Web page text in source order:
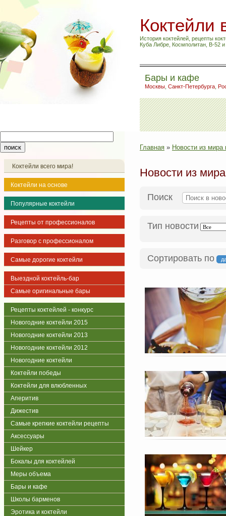
Коктейли
История коктейлей, рецепты
Куба Либре, Космполитан, B-52
Бары и кафе
Москвы Санкт-Петербурга
Коктейли всего мира!
Коктейли на основе
Популярные коктейли
Рецепты от профессионалов
Разговор с профессионалом
Самые дорогие коктейли
Выездной коктейль-бар
Самые оригинальные бары
Рецепты коктейлей - конкурс
Новогодние коктейли 2015
Новогодние коктейли 2013
Новогодние коктейли 2012
Новогодние коктейли
Коктейли победы
Коктейли для влюбленных
Аперитив
Дижестив
Самые крепкие коктейли рецепты
Аксессуары
Шейкер
Бокалы для коктейлей
Меры объема
Бары и кафе
Школы барменов
Эротика и коктейли
Главная » Новости из мира
Новости из
Поиск
Тип новости
Сортировать по